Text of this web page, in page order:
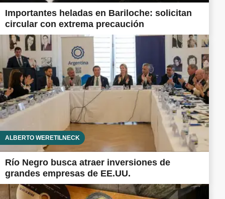
Importantes heladas en Bariloche: solicitan
circular con extrema precaución
ALBERTO WERETILNECK
Río Negro busca atraer inversiones de
grandes empresas de EE.UU.